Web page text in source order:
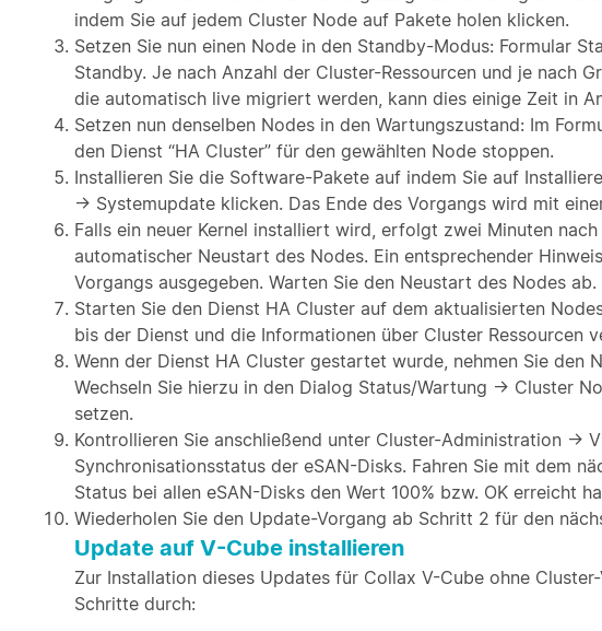
indem Sie auf jedem Cluster Node auf Pakete holen klicken.
Setzen Sie nun einen Node in den Standby-Modus: Formular
Standby. Je nach Anzahl der Cluster-Ressourcen und je nach
die automatisch live migriert werden, kann dies einige Zeit in
Setzen nun denselben Nodes in den Wartungszustand: Im
den Dienst “HA Cluster” für den gewählten Node stoppen.
Installieren Sie die Software-Pakete auf indem Sie auf
→ Systemupdate klicken. Das Ende des Vorgangs wird mit
Falls ein neuer Kernel installiert wird, erfolgt zwei Minuten
automatischer Neustart des Nodes. Ein entsprechender
Vorgangs ausgegeben. Warten Sie den Neustart des Nodes ab.
Starten Sie den Dienst HA Cluster auf dem aktualisierten
bis der Dienst und die Informationen über Cluster Ressourcen
Wenn der Dienst HA Cluster gestartet wurde, nehmen Sie den
Wechseln Sie hierzu in den Dialog Status/Wartung → Cluster
setzen.
Kontrollieren Sie anschließend unter Cluster-Administration →
Synchronisationsstatus der eSAN-Disks. Fahren Sie mit dem
Status bei allen eSAN-Disks den Wert 100% bzw. OK erreicht
Wiederholen Sie den Update-Vorgang ab Schritt 2 für den
Update auf V-Cube installieren
Zur Installation dieses Updates für Collax V-Cube ohne
Schritte durch: